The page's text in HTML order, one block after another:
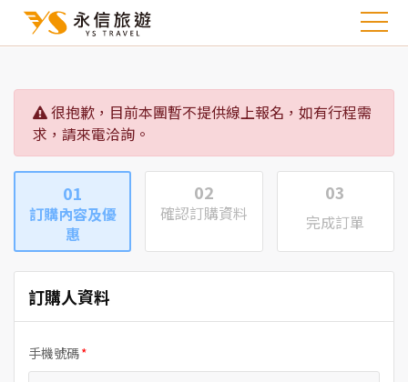
很抱歉，目前本團暫不提供線上報名，如有行程需
求，請來電洽詢。
01
訂購內容及優
惠
02
確認訂購資料
03
完成訂單
訂購人資料
手機號碼